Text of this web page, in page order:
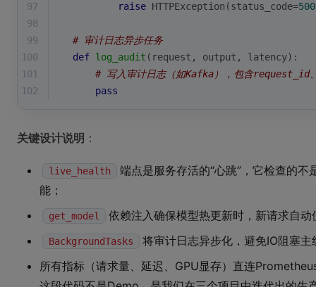
97
raise HTTPException(status_code=500
98
99
# 审计日志异步任务
100
def log_audit ( request, output, latency):
101
# 写入审计日志（如Kafka），包含request_id
102
pass
关键设计说明 ：
live_health
端点是服务存活的“心跳”，它检查的
能；
get_model 依赖注入确保模型热更新时，新请求自
BackgroundTasks
将审计日志异步化，避免IO阻塞主
所有指标（请求量、延迟、GPU显存）直连